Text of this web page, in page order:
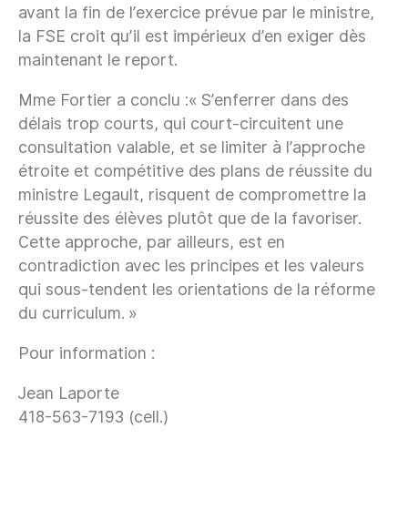
avant la fin de l’exercice prévue par le ministre,
la FSE croit qu’il est impérieux d’en exiger dès
maintenant le report.
Mme Fortier a conclu :« S’enferrer dans des
délais trop courts, qui court-circuitent une
consultation valable, et se limiter à l’approche
étroite et compétitive des plans de réussite du
ministre Legault, risquent de compromettre la
réussite des élèves plutôt que de la favoriser.
Cette approche, par ailleurs, est en
contradiction avec les principes et les valeurs
qui sous-tendent les orientations de la réforme
du curriculum. »
Pour information :
Jean Laporte
418-563-7193 (cell.)